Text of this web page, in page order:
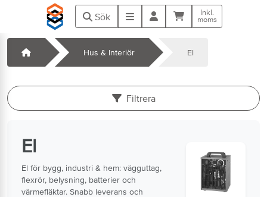
Hoppa till huvudinnehåll
Sök Meny Kundvagn
Inkl.
moms
Startsida Hus & Interiör El
Filtrera
El
El för bygg, industri & hem: vägguttag,
flexrör, belysning, batterier och
värmefläktar. Snabb leverans och